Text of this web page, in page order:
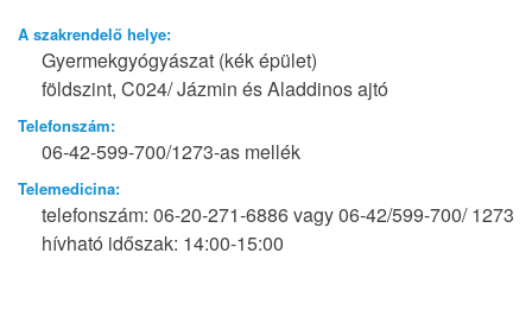
A szakrendelő helye:
Gyermekgyógyászat (kék épület)
földszint, C024/ Jázmin és Aladdinos ajtó
Telefonszám:
06-42-599-700/1273-as mellék
Telemedicina:
telefonszám: 06-20-271-6886 vagy 06-42/599-700/ 1273
hívható időszak: 14:00-15:00